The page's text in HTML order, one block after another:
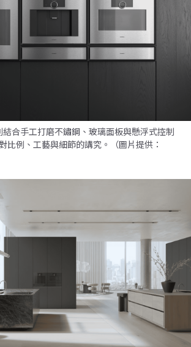
合手工打磨不鏽鋼、玻璃面板與懸浮式控制
比例、工藝與細節的講究。（圖片提供：